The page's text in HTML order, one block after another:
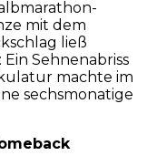
mit dem
ließ
Sehnenabriss
machte im
sechsmonatige